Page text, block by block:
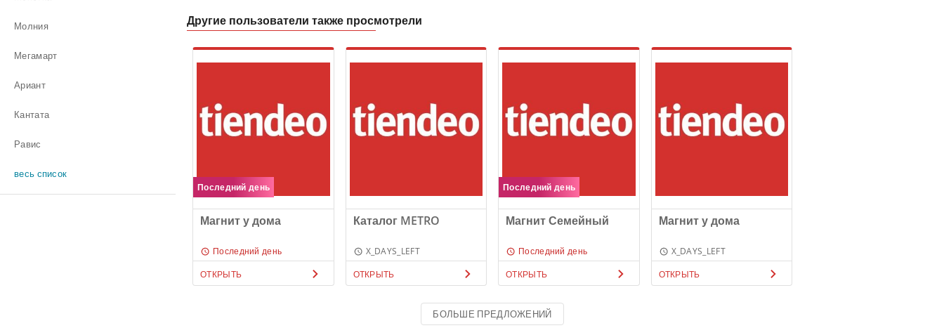
Молния
Мегамарт
Ариант
Кантата
Равис
весь список
Другие пользователи также просмотрели
Последний день
Магнит у дома
Последний день
ОТКРЫТЬ
Каталог METRO
X_DAYS_LEFT
ОТКРЫТЬ
Последний день
Магнит Семейный
Последний день
ОТКРЫТЬ
Магнит у дома
X_DAYS_LEFT
ОТКРЫТЬ
БОЛЬШЕ ПРЕДЛОЖЕНИЙ